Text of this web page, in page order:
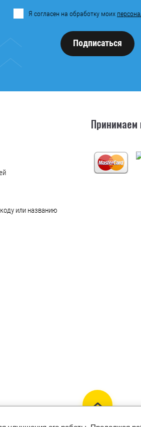
Я согласен на обработку моих
Подписаться
или названию
Принимаем